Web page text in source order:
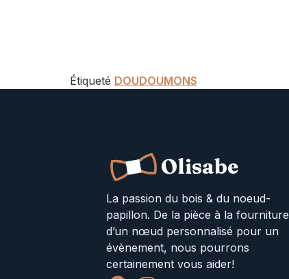
Étiqueté DOUDOUMONS
Olisabe
La passion du bois & du noeud-
papillon. De la pièce à la fourniture
d’un nœud personnalisé pour un
évènement, nous pourrons
certainement vous aider!